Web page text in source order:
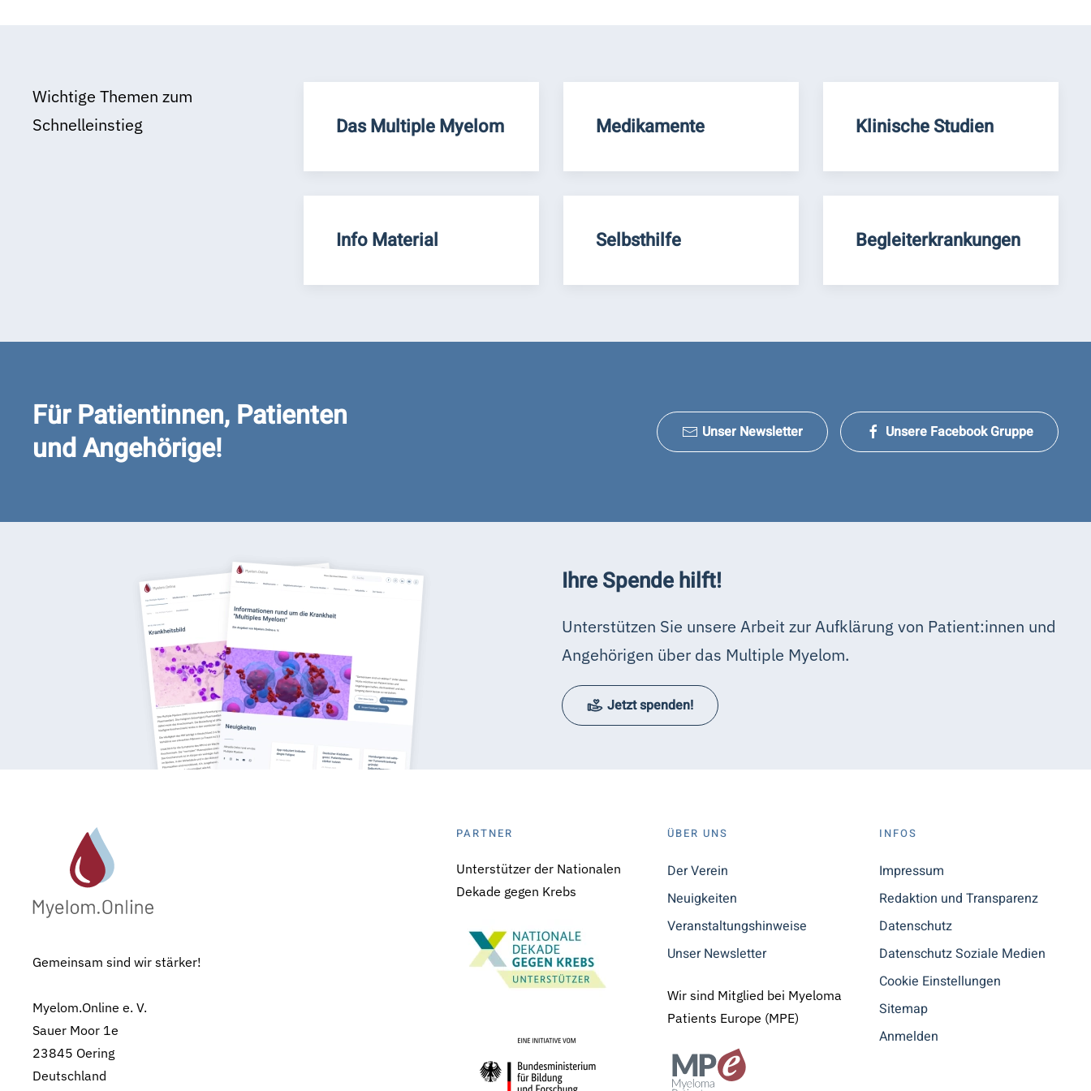
Wichtige Themen zum
Schnelleinstieg
Das Multiple Myelom Medikamente Klinische Studien
Info Material Selbsthilfe Begleiterkrankungen
Für Patientinnen, Patienten
und Angehörige!
Unser Newsletter Unsere Facebook Gruppe
Ihre Spende hilft!
Unterstützen Sie unsere Arbeit zur Aufklärung von Patient:innen und
Angehörigen über das Multiple Myelom.
Jetzt spenden!
Gemeinsam sind wir stärker!
Myelom.Online e. V.
Sauer Moor 1e
23845 Oering
Deutschland
PARTNER
Unterstützer der Nationalen
Dekade gegen Krebs
ÜBER UNS
Der Verein
Neuigkeiten
Veranstaltungshinweise
Unser Newsletter
Wir sind Mitglied bei Myeloma
Patients Europe (MPE)
INFOS
Impressum
Redaktion und Transparenz
Datenschutz
Datenschutz Soziale Medien
Cookie Einstellungen
Sitemap
Anmelden